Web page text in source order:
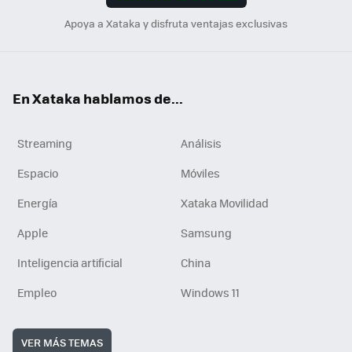
Apoya a Xataka y disfruta ventajas exclusivas
En Xataka hablamos de...
Streaming
Análisis
Espacio
Móviles
Energía
Xataka Movilidad
Apple
Samsung
Inteligencia artificial
China
Empleo
Windows 11
VER MÁS TEMAS